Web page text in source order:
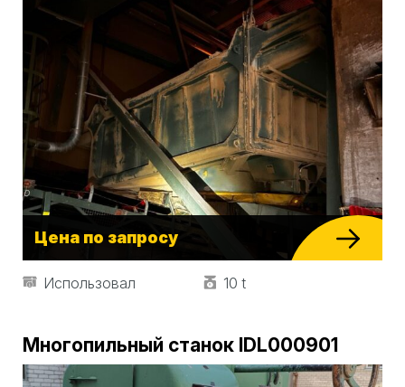
Цена по запросу
Использовал 10 t
Многопильный станок IDL000901